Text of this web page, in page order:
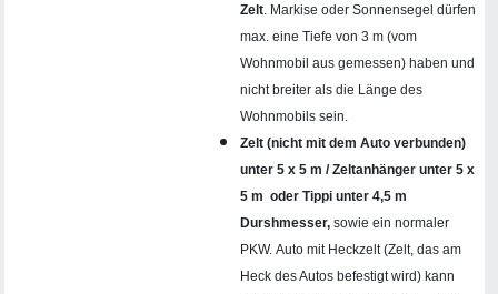
Zelt. Markise oder Sonnensegel dürfen
max. eine Tiefe von 3 m (vom
Wohnmobil aus gemessen) haben und
nicht breiter als die Länge des
Wohnmobils sein.
Zelt (nicht mit dem Auto verbunden)
unter 5 x 5 m / Zeltanhänger unter 5 x
5 m oder Tippi unter 4,5 m
Durshmesser, sowie ein normaler
PKW. Auto mit Heckzelt (Zelt, das am
Heck des Autos befestigt wird) kann